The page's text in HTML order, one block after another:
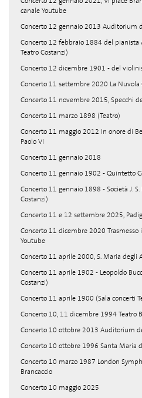
canale Youtube
Concerto 12 gennaio 2013 Auditorium
Concerto 12 febbraio 1884 del pianista
Teatro Costanzi)
Concerto 12 dicembre 1901 - del
Concerto 11 settembre 2020 La Nuvola
Concerto 11 novembre 2015, Specchi
Concerto 11 marzo 1898 (Teatro)
Concerto 11 maggio 2012 In onore di
Paolo VI
Concerto 11 gennaio 2018
Concerto 11 gennaio 1902 - Quintetto
Concerto 11 gennaio 1898 - Società J.
Costanzi)
Concerto 11 e 12 settembre 2025,
Concerto 11 dicembre 2020
Youtube
Concerto 11 aprile 2000, S. Maria degli
Concerto 11 aprile 1902 - Leopoldo
Costanzi)
Concerto 11 aprile 1900 (Sala concerti
Concerto 10, 11 dicembre 1994 Teatro
Concerto 10 ottobre 2013 Auditorium
Concerto 10 ottobre 1996 Santa Maria
Concerto 10 marzo 1987 London
Brancaccio
Concerto 10 maggio 2025